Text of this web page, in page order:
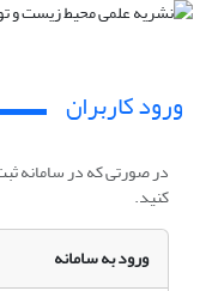
ورود کاربران
در صورتی که در سامانه
کنید.
ورود به سامانه